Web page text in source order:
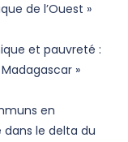
de l’Ouest »
et pauvreté :
»
en
le delta du